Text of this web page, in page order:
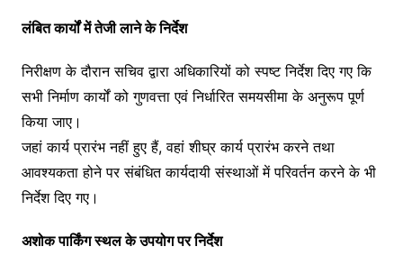
लंबित कार्यों में तेजी लाने के निर्देश
निरीक्षण के दौरान सचिव द्वारा अधिकारियों को स्पष्ट निर्देश दिए गए कि
सभी निर्माण कार्यों को गुणवत्ता एवं निर्धारित समयसीमा के अनुरूप पूर्ण
किया जाए।
जहां कार्य प्रारंभ नहीं हुए हैं, वहां शीघ्र कार्य प्रारंभ करने तथा
आवश्यकता होने पर संबंधित कार्यदायी संस्थाओं में परिवर्तन करने के भी
निर्देश दिए गए।
अशोक पार्किंग स्थल के उपयोग पर निर्देश